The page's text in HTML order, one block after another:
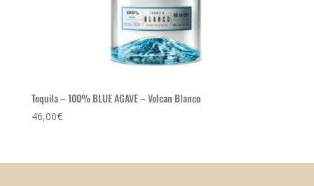
Tequila – 100% BLUE AGAVE – Volcan Blanco
46,00€